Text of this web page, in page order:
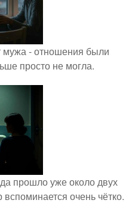
мужа - отношения были
просто не могла.
прошло уже около двух
очень чётко.